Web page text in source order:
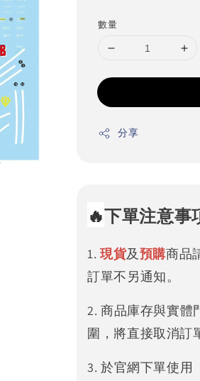
數量
分享
🔥下單注意事
1. 現貨及預購商品
訂單不另通知。
2. 商品庫存與實體
圍，將直接取消訂
3. 於官網下單使用